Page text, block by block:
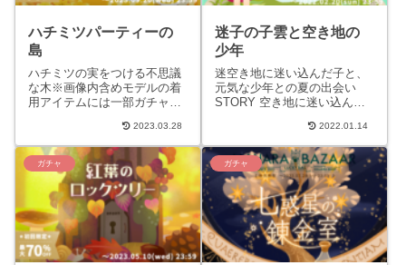
ハチミツパーティーの
島
ハチミツの実をつける不思議
な木※画像内含めモデルの着
用アイテムには一部ガチャに
STORY甘い物の上でよく育
ち、ハチミツの実をつける不
思...
2023.03.28
迷子の子雲と空き地の
少年
迷空き地に迷い込んだ子と、
元気な少年との夏の出会い
STORY 空き地に迷い込んだ
来た少年との夏の出会いの物
語。多くの雑草が生い茂る
空...
2022.01.14
ガチャ ガチャ